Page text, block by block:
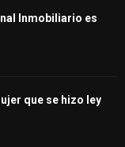
Inmobiliario es
que se hizo ley